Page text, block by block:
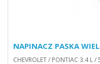
NAPINACZ PASKA
CHEVROLET / PONTIAC 3.4 L